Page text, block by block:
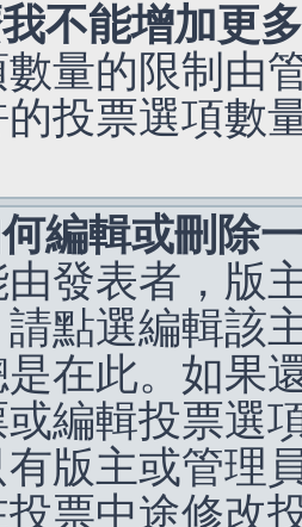
不能增加更
量的限制由
投票選項數
編輯或刪除
發表者，版
點選編輯該
在此。如果
編輯投票選
版主或管理
票中途修改